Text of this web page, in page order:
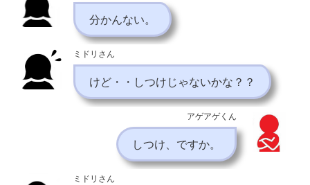
分かんない。
ミドリさん
けど・・しつけじゃないかな？？
アゲアゲくん
しつけ、ですか。
ミドリさん